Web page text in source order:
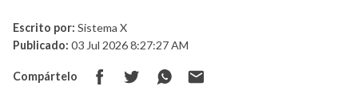
Escrito por: Sistema X
Publicado: 03 Jul 2026 8:27:27 AM
Compártelo